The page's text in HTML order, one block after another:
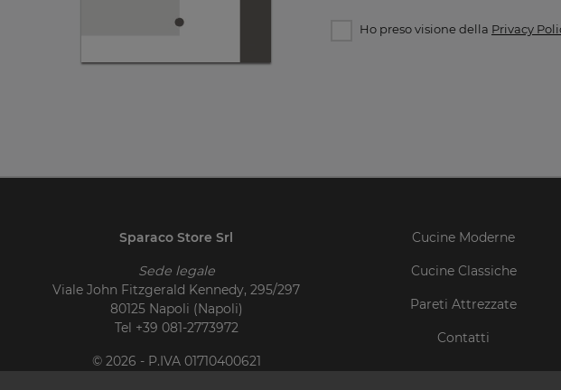
Ho preso visione della Privacy
Sparaco Store Srl
Sede legale
Viale John Fitzgerald Kennedy, 295/297
80125 Napoli (Napoli)
Tel +39 081-2773972
© 2026 - P.IVA 01710400621
Cucine Moderne
Cucine Classiche
Pareti Attrezzate
Contatti